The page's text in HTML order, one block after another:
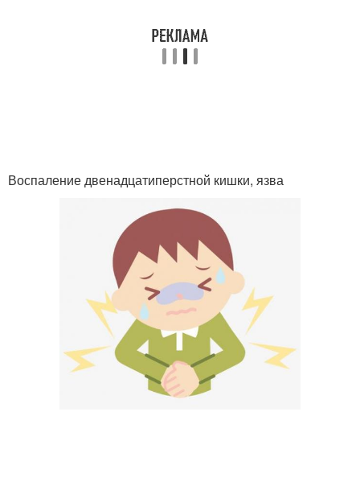
Воспаление двенадцатиперстной кишки, язва